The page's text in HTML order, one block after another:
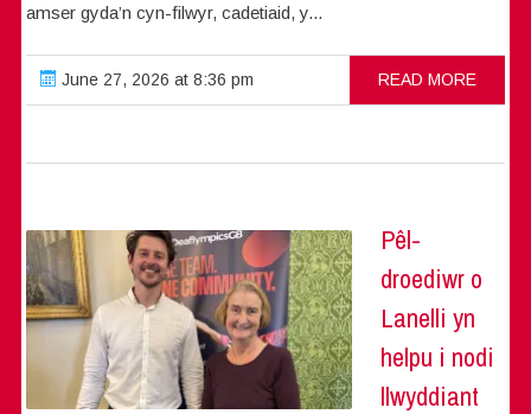
amser gyda’n cyn-filwyr, cadetiaid, y...
June 27, 2026 at 8:36 pm READ MORE
Pêl-
droediwr o
Lanelli yn
helpu i nodi
llwyddiant